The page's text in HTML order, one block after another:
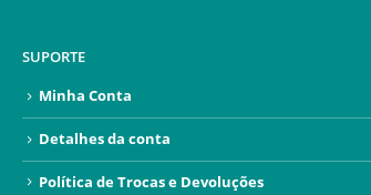
SUPORTE
Minha Conta
Detalhes da conta
Política de Trocas e Devoluções